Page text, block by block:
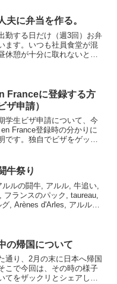
夫に弁当を作る。
勤する日だけ（週3回）お弁
ます。いつも社員食堂が混
休憩が十分に取れないとの
Franceに登録する方
ザ申請）
学生ビザ申請について、今
France登録時の分かりに
です。独自でビザをゲット
牛祭り
ルの闘牛, アルル, 牛追い,
フランスのパック, taureau,
, Arènes d'Arles, アルルの
の帰国について
通り、2月の末に日本へ帰国
こで今回は、その時の様子
てをザックリとシェアして